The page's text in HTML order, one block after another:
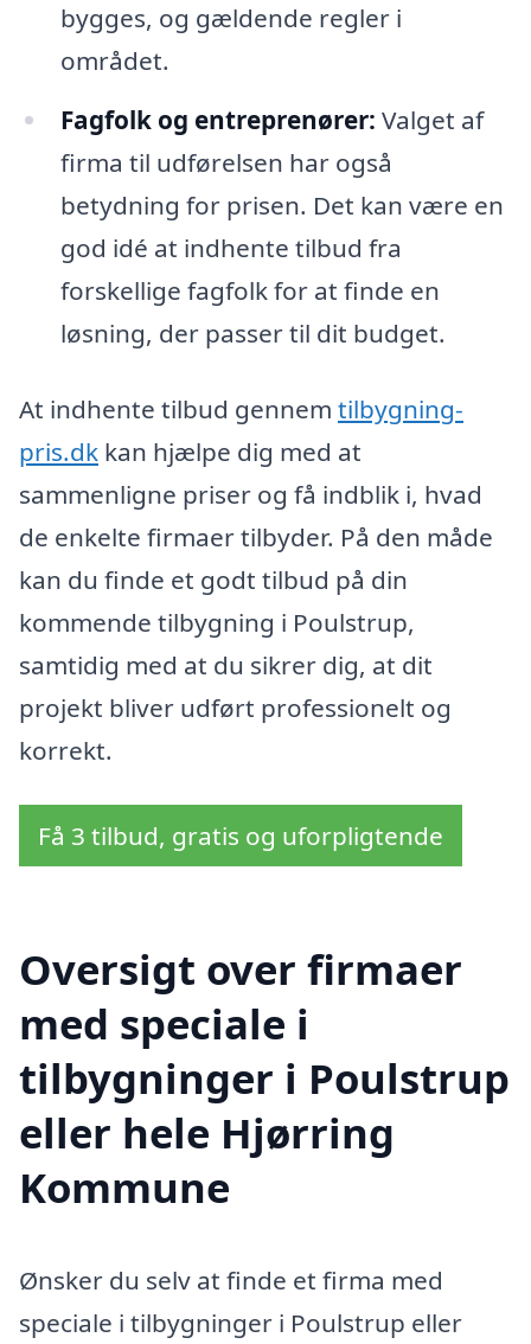
bygges, og gældende regler i
området.
Fagfolk og entreprenører: Valget af
firma til udførelsen har også
betydning for prisen. Det kan være en
god idé at indhente tilbud fra
forskellige fagfolk for at finde en
løsning, der passer til dit budget.
At indhente tilbud gennem tilbygning-
pris.dk kan hjælpe dig med at
sammenligne priser og få indblik i, hvad
de enkelte firmaer tilbyder. På den måde
kan du finde et godt tilbud på din
kommende tilbygning i Poulstrup,
samtidig med at du sikrer dig, at dit
projekt bliver udført professionelt og
korrekt.
Få 3 tilbud, gratis og uforpligtende
Oversigt over firmaer
med speciale i
tilbygninger i Poulstrup
eller hele Hjørring
Kommune
Ønsker du selv at finde et firma med
speciale i tilbygninger i Poulstrup eller